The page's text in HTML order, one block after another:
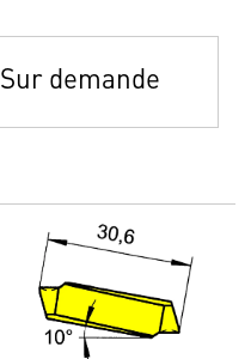
Sur demande